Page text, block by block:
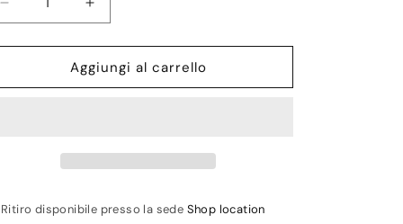
Diminuisci
quantità
per
Madreperla
Aumenta
quantità
per
Khor
Madreperla
Aggiungi al carrello
Ritiro disponibile presso la sede Shop location